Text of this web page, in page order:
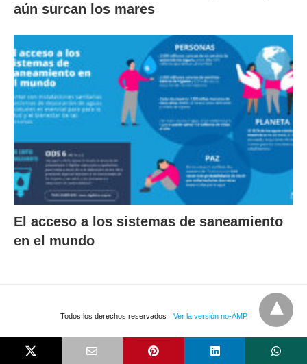
aún surcan los mares
El acceso a los sistemas de saneamiento
en el mundo
Todos los derechos reservados Ver la versión no-AMP